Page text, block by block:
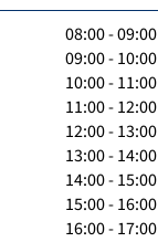
08:00 - 09:00
09:00 - 10:00
10:00 - 11:00
11:00 - 12:00
12:00 - 13:00
13:00 - 14:00
14:00 - 15:00
15:00 - 16:00
16:00 - 17:00